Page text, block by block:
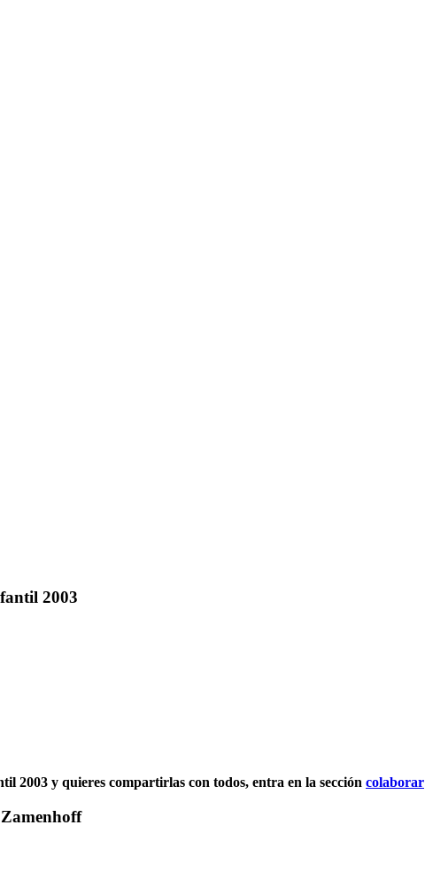
2003
2003 y quieres compartirlas con todos, entra en la sección colaborar